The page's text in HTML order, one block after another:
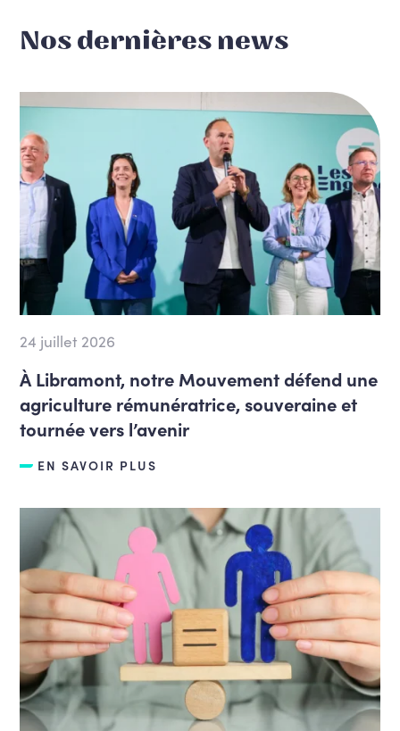
Nos dernières news
24 juillet 2026
À Libramont, notre Mouvement défend une
agriculture rémunératrice, souveraine et
tournée vers l’avenir
EN SAVOIR PLUS